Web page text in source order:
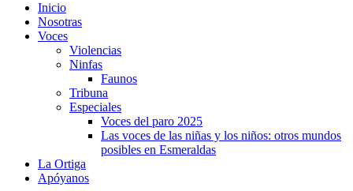
Inicio
Nosotras
Voces
Violencias
Ninfas
Faunos
Tribuna
Especiales
Voces del paro 2025
Las voces de las niñas y los niños: otros mundos
posibles en Esmeraldas
La Ortiga
Apóyanos